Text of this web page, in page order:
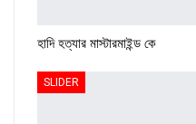
হাদি হত্যার মাস্টারমাইন্ড কে
SLIDER